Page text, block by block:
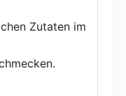
Zutaten im